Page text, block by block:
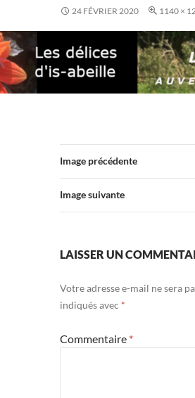
24 FÉVRIER 2020 1140 ×
Image précédente
Image suivante
LAISSER UN
Votre adresse e-mail ne sera
indiqués avec *
Commentaire *